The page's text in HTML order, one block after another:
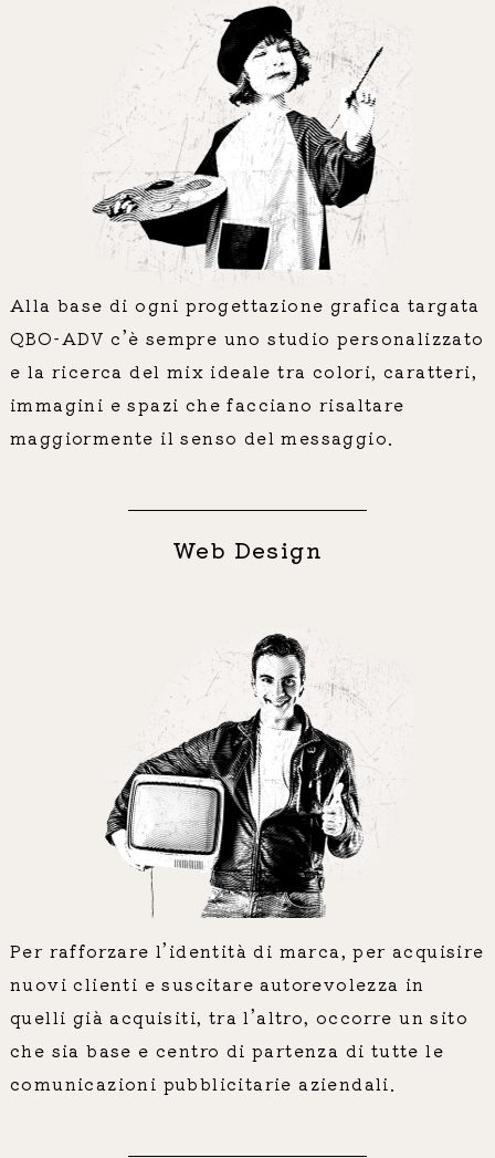
Alla base di ogni progettazione grafica targata
QBO-ADV c’è sempre uno studio personalizzato
e la ricerca del mix ideale tra colori, caratteri,
immagini e spazi che facciano risaltare
maggiormente il senso del messaggio.
Web Design
Per rafforzare l’identità di marca, per acquisire
nuovi clienti e suscitare autorevolezza in
quelli già acquisiti, tra l’altro, occorre un sito
che sia base e centro di partenza di tutte le
comunicazioni pubblicitarie aziendali.